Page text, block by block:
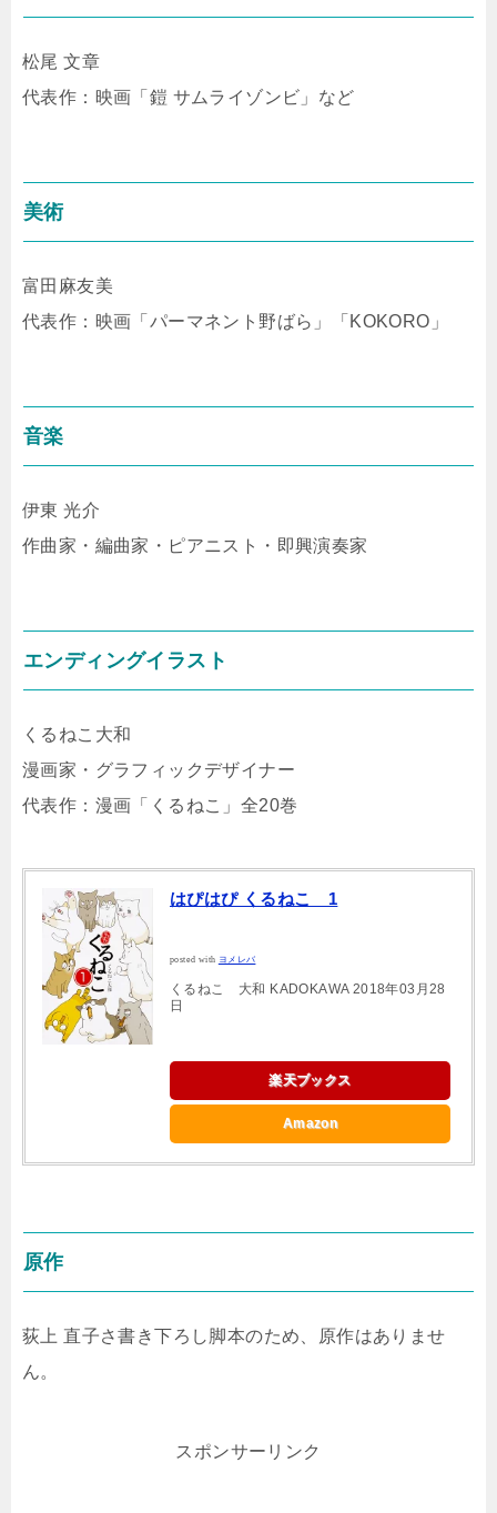
松尾 文章
代表作：映画「鎧 サムライゾンビ」など
美術
富田麻友美
代表作：映画「パーマネント野ばら」「KOKORO」
音楽
伊東 光介
作曲家・編曲家・ピアニスト・即興演奏家
エンディングイラスト
くるねこ大和
漫画家・グラフィックデザイナー
代表作：漫画「くるねこ」全20巻
はぴはぴ くるねこ 1
posted with ヨメレバ
くるねこ 大和 KADOKAWA 2018年03月28
日
楽天ブックス
Amazon
原作
荻上 直子さ書き下ろし脚本のため、原作はありませ
ん。
スポンサーリンク